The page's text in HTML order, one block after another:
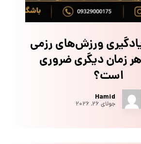
یادگیری ورزش‌های رزمی
زمان دیگری ضروری
است؟
Hamid
جولای ۲۶, ۲۰۲۶